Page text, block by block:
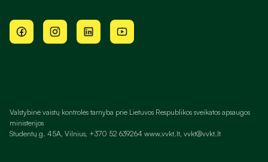
Valstybinė vaistų kontrolės tarnyba prie Lietuvos Respublikos sveikatos apsaugos
ministerijos
Studentų g. 45A, Vilnius, +370 52 639264 www.vvkt.lt, vvkt@vvkt.lt